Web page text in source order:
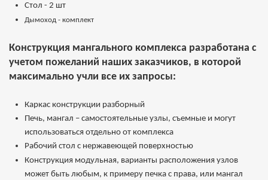
Стол - 2 шт
Дымоход - комплект
Конструкция мангального комплекса разработана с
учетом пожеланий наших заказчиков, в которой
максимально учли все их запросы:
Каркас конструкции разборный
Печь, мангал – самостоятельные узлы, съемные и могут
использоваться отдельно от комплекса
Рабочий стол с нержавеющей поверхностью
Конструкция модульная, варианты расположения узлов
может быть любым, к примеру печка с права, или мангал